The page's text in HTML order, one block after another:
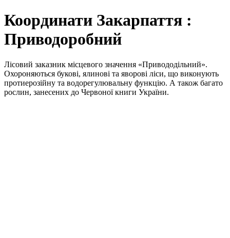
Координати Закарпаття :
Приводоробний
Лісовий заказник місцевого значення «Привододільний».
Охороняються букові, ялинові та яворові ліси, що виконують
протиерозійну та водорегулювальну функцію. А також багато
рослин, занесених до Червоної книги України.